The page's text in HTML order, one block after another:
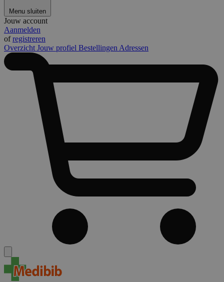
Menu sluiten
Jouw account
Aanmelden
ofregistreren
Overzicht Jouw profiel Bestellingen Adressen